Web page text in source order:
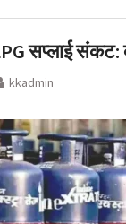
सप्लाई संकट:
kkadmin